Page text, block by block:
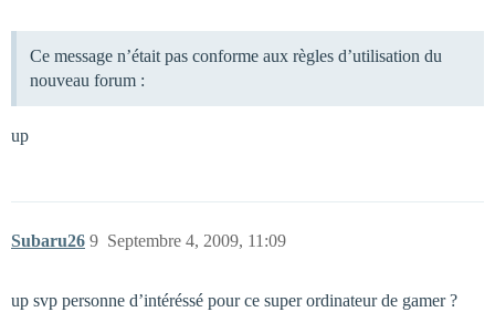
Ce message n’était pas conforme aux règles d’utilisation du
nouveau forum :
up
Subaru26 Septembre 4, 2009, 11:09
9
up svp personne d’intéréssé pour ce super ordinateur de gamer ?